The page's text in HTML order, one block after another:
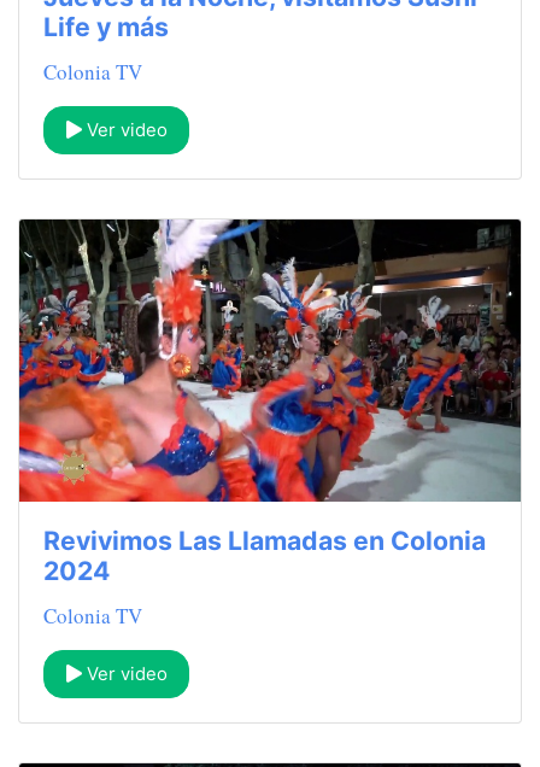
Life y más
Colonia TV
Ver video
Revivimos Las Llamadas en Colonia
2024
Colonia TV
Ver video